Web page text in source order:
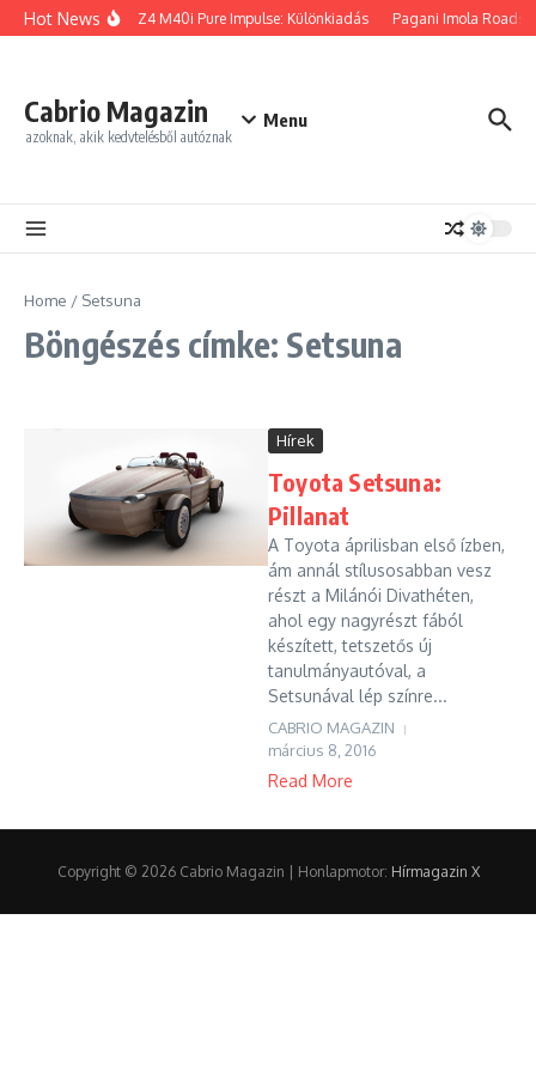
Ugrás a tartalomhoz
Hot NewsBMW Z4 M40i Pure Impulse: Különkiadás Pagani Imola
Cabrio Magazin
azoknak, akik kedvtelésből autóznak
Menu
Home / Setsuna
Böngészés címke: Setsuna
Hírek
Toyota Setsuna:
Pillanat
A Toyota áprilisban első ízben,
ám annál stílusosabban vesz
részt a Milánói Divathéten,
ahol egy nagyrészt fából
készített, tetszetős új
tanulmányautóval, a
Setsunával lép színre...
CABRIO MAGAZIN
március 8, 2016
Read More
Copyright © 2026 Cabrio Magazin | Honlapmotor: Hírmagazin X